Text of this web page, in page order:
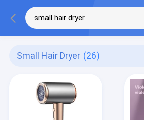
Small Hair Dryer (26)